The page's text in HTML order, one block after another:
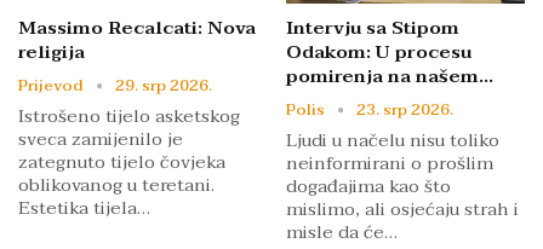
Massimo Recalcati: Nova
religija
Prijevod 29. srp 2026.
Istrošeno tijelo asketskog
sveca zamijenilo je
zategnuto tijelo čovjeka
oblikovanog u teretani.
Estetika tijela…
Intervju sa Stipom
Odakom: U procesu
pomirenja na našem…
Polis 23. srp 2026.
Ljudi u načelu nisu toliko
neinformirani o prošlim
događajima kao što
mislimo, ali osjećaju strah i
misle da će…